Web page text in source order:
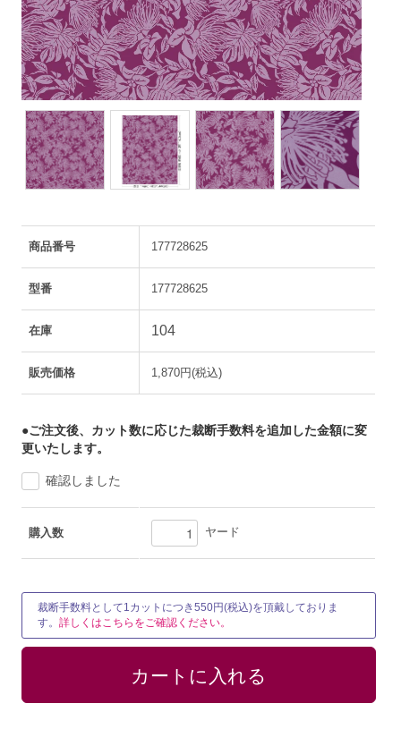
商品番号 177728625
型番 177728625
在庫 104
販売価格 1,870円(税込)
●ご注文後、カット数に応じた裁断手数料を追加した金額に変
更いたします。
確認しました
購入数 ヤード
裁断手数料として1カットにつき550円(税込)を頂戴しておりま
す。詳しくはこちらをご確認ください。